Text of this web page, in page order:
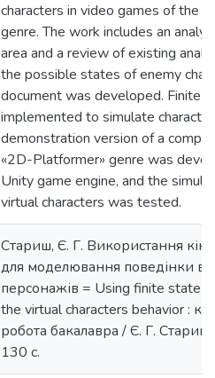
characters in video games of the
genre. The work includes an
area and a review of existing
the possible states of enemy
document was developed. Finite
implemented to simulate
demonstration version of a
«2D-Platformer» genre was
Unity game engine, and the
virtual characters was tested.
Стариш, Є. Г. Використання
для моделювання поведінки
персонажів = Using finite state
the virtual characters behavior :
робота бакалавра / Є. Г.
130 с.